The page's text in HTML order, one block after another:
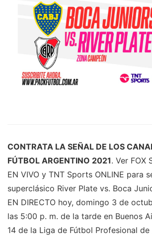
CONTRATA LA SEÑAL DE LOS
FÚTBOL ARGENTINO 2021. Ver FOX
EN VIVO y TNT Sports ONLINE para
superclásico River Plate vs. Boca
EN DIRECTO hoy, domingo 3 de
las 5:00 p. m. de la tarde en Buenos
14 de la Liga de Fútbol Profesional de